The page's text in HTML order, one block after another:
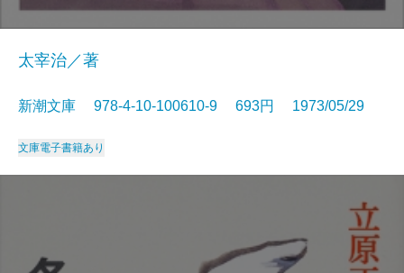
太宰治／著
新潮文庫 978-4-10-100610-9 693円 1973/05/29
文庫電子書籍あり